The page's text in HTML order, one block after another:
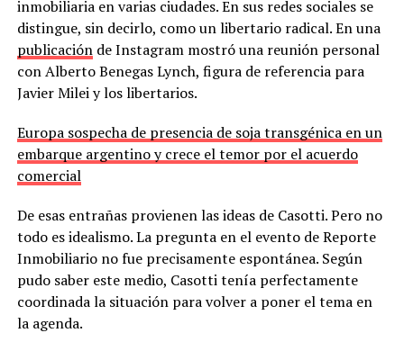
inmobiliaria en varias ciudades. En sus redes sociales se
distingue, sin decirlo, como un libertario radical. En una
publicaciónde Instagram mostró una reunión personal
con Alberto Benegas Lynch, figura de referencia para
Javier Milei y los libertarios.
Europa sospecha de presencia de soja transgénica en un
embarque argentino y crece el temor por el acuerdo
comercial
De esas entrañas provienen las ideas de Casotti. Pero no
todo es idealismo. La pregunta en el evento de Reporte
Inmobiliario no fue precisamente espontánea. Según
pudo saber este medio, Casotti tenía perfectamente
coordinada la situación para volver a poner el tema en
la agenda.